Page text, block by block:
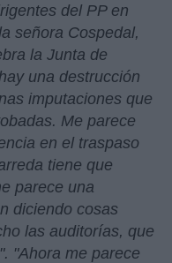
del PP en
señora Cospedal,
la Junta de
una destrucción
imputaciones que
Me parece
en el traspaso
tiene que
parece una
diciendo cosas
las auditorías, que
"Ahora me parece